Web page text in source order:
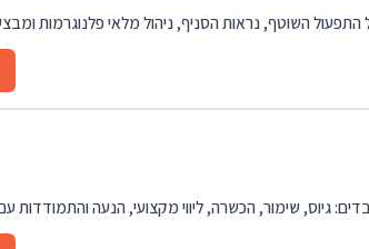
השוטף, נראות הסניף, ניהול מלאי פלנוגרמות
גיוס, שימור, הכשרה, ליווי מקצועי, הנעה והתמודדות